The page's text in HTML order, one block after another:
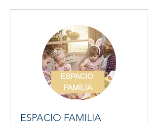
ESPACIO FAMILIA